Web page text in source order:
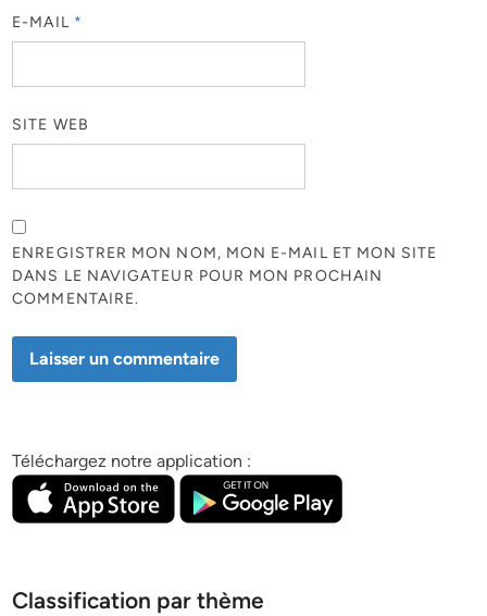
E-MAIL *
SITE WEB
ENREGISTRER MON NOM, MON E-MAIL ET MON SITE
DANS LE NAVIGATEUR POUR MON PROCHAIN
COMMENTAIRE.
Téléchargez notre application :
Classification par thème